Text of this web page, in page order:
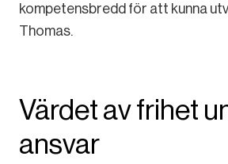
kompetensbredd för att kunna
Thomas.
Värdet av frihet
ansvar